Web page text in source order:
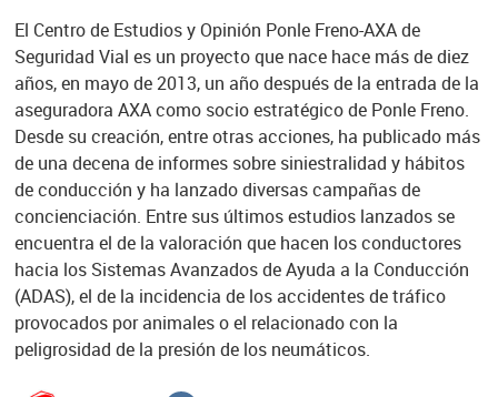
El Centro de Estudios y Opinión Ponle Freno-AXA de
Seguridad Vial es un proyecto que nace hace más de diez
años, en mayo de 2013, un año después de la entrada de la
aseguradora AXA como socio estratégico de Ponle Freno.
Desde su creación, entre otras acciones, ha publicado más
de una decena de informes sobre siniestralidad y hábitos
de conducción y ha lanzado diversas campañas de
concienciación. Entre sus últimos estudios lanzados se
encuentra el de la valoración que hacen los conductores
hacia los Sistemas Avanzados de Ayuda a la Conducción
(ADAS), el de la incidencia de los accidentes de tráfico
provocados por animales o el relacionado con la
peligrosidad de la presión de los neumáticos.